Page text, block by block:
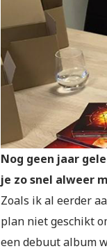
Nog geen jaar
je zo snel alweer
Zoals ik al eerder
plan niet geschikt
een debuut album